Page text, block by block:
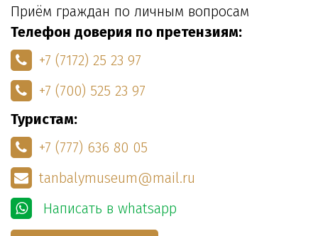
Приём граждан по личным вопросам
Телефон доверия по претензиям:
+7 (7172) 25 23 97
+7 (700) 525 23 97
Туристам:
+7 (777) 636 80 05
tanbalymuseum@mail.ru
Написать в whatsapp